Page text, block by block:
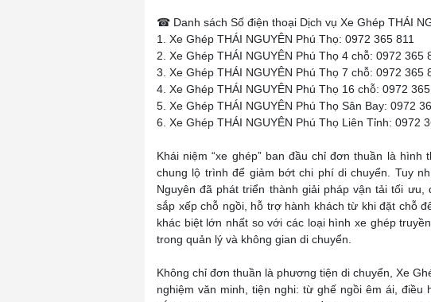
☎ Danh sách Số điện thoại Dịch vụ Xe Ghép THÁI
1. Xe Ghép THÁI NGUYÊN Phú Thọ: 0972 365 811
2. Xe Ghép THÁI NGUYÊN Phú Thọ 4 chỗ: 0972 365
3. Xe Ghép THÁI NGUYÊN Phú Thọ 7 chỗ: 0972 365
4. Xe Ghép THÁI NGUYÊN Phú Thọ 16 chỗ: 0972
5. Xe Ghép THÁI NGUYÊN Phú Thọ Sân Bay: 0972
6. Xe Ghép THÁI NGUYÊN Phú Thọ Liên Tỉnh: 0972
Khái niệm “xe ghép” ban đầu chỉ đơn thuần là
chung lộ trình để giảm bớt chi phí di chuyển. Tuy
Nguyên đã phát triển thành giải pháp vận tải tối
sắp xếp chỗ ngồi, hỗ trợ hành khách từ khi đặt chỗ
khác biệt lớn nhất so với các loại hình xe ghép
trong quản lý và không gian di chuyển.
Không chỉ đơn thuần là phương tiện di chuyển, Xe
nghiệm văn minh, tiện nghi: từ ghế ngồi êm ái, điều